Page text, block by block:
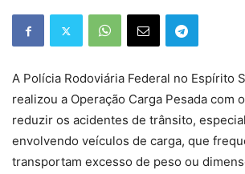
A Polícia Rodoviária Federal no Espírito
realizou a Operação Carga Pesada com
reduzir os acidentes de trânsito,
envolvendo veículos de carga, que
transportam excesso de peso ou